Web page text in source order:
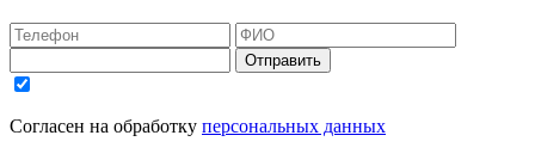
Отправить
Согласен на обработку персональных данных